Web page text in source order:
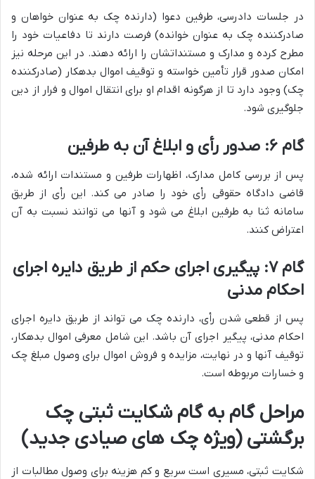
در جلسات دادرسی، طرفین دعوا (دارنده چک به عنوان خواهان و
صادرکننده چک به عنوان خوانده) فرصت دارند تا دفاعیات خود را
مطرح کرده و مدارک و مستنداتشان را ارائه دهند. در این مرحله نیز
امکان صدور قرار تأمین خواسته و توقیف اموال بدهکار (صادرکننده
چک) وجود دارد تا از هرگونه اقدام او برای انتقال اموال و فرار از دین
جلوگیری شود.
گام ۶: صدور رأی و ابلاغ آن به طرفین
پس از بررسی کامل مدارک، اظهارات طرفین و مستندات ارائه شده،
قاضی دادگاه حقوقی رأی خود را صادر می کند. این رأی از طریق
سامانه ثنا به طرفین ابلاغ می شود و آنها می توانند نسبت به آن
اعتراض کنند.
گام ۷: پیگیری اجرای حکم از طریق دایره اجرای
احکام مدنی
پس از قطعی شدن رأی، دارنده چک می تواند از طریق دایره اجرای
احکام مدنی، پیگیر اجرای آن باشد. این شامل معرفی اموال بدهکار،
توقیف آنها و در نهایت، مزایده و فروش اموال برای وصول مبلغ چک
و خسارات مربوطه است.
مراحل گام به گام شکایت ثبتی چک
برگشتی (ویژه چک های صیادی جدید)
شکایت ثبتی، مسیری است سریع و کم هزینه برای وصول مطالبات از